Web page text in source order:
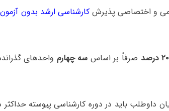
و اختصاصی پذیرشکارشناسی ارشد بدون آزمون
۲۰ درصد صرفاً بر اساس سه چهارم واحدهای